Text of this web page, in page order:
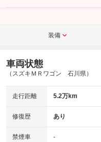
装備
車両状態
（スズキＭＲワゴン 石川県）
走行距離 5.2万km
修復歴 あり
禁煙車 -